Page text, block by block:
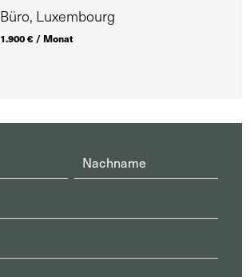
Büro, Luxembourg
1.900 € / Monat